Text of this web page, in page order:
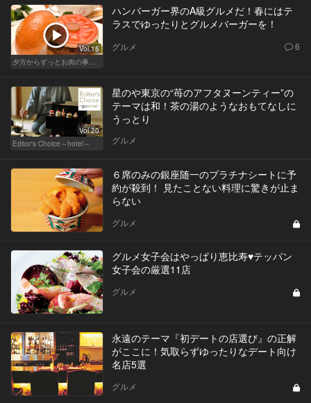
Vol.15
夕方からずっとお肉の事を考えてる貴方へ
ハンバーガー界のA級グルメだ！春にはテ
ラスでゆったりとグルメバーガーを！
グルメ 6
Vol.20
Editor's Choice～hotel～
星のや東京の“苺のアフタヌーンティー”の
テーマは和！茶の湯のようなおもてなしに
うっとり
グルメ
６席のみの銀座随一のプラチナシートに予
約が殺到！ 見たことない料理に驚きが止ま
らない
グルメ
グルメ女子会はやっぱり恵比寿♥テッパン
女子会の厳選11店
グルメ
永遠のテーマ『初デートの店選び』の正解
がここに！気取らずゆったりなデート向け
名店5選
グルメ